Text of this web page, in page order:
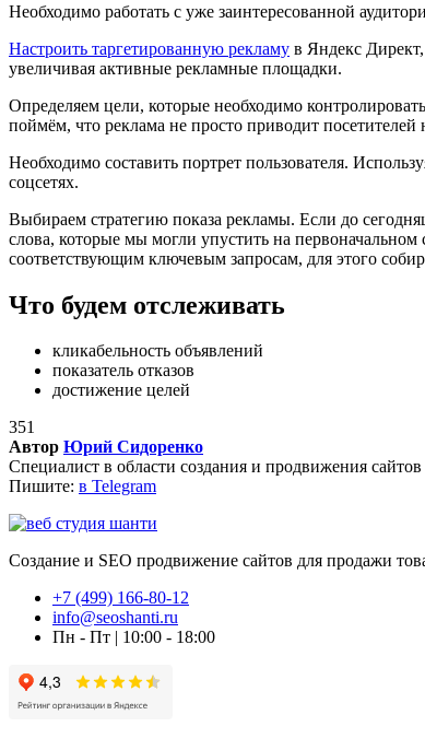
Необходимо работать с уже заинтересованной
Настроить таргетированную рекламу в Яндекс
увеличивая активные рекламные площадки.
Определяем цели, которые необходимо
поймём, что реклама не просто приводит посетителей
Необходимо составить портрет пользователя.
соцсетях.
Выбираем стратегию показа рекламы. Если до
слова, которые мы могли упустить на первоначальном
соответствующим ключевым запросам, для этого
Что будем отслеживать
кликабельность объявлений
показатель отказов
достижение целей
351
Автор Юрий Сидоренко
Специалист в области создания и продвижения
Пишите: в Telegram
Создание и SEO продвижение сайтов для продажи
+7 (499) 166-80-12
info@seoshanti.ru
Пн - Пт | 10:00 - 18:00